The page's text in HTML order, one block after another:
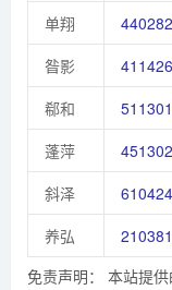
单翔
昝影
郗和
蓬萍
斜泽
养弘
免责声明： 本站提